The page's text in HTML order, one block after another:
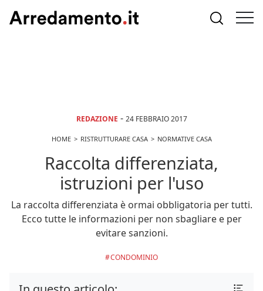
REDAZIONE - 24 FEBBRAIO 2017
HOME RISTRUTTURARE CASA NORMATIVE CASA
Raccolta differenziata,
istruzioni per l'uso
La raccolta differenziata è ormai obbligatoria per tutti.
Ecco tutte le informazioni per non sbagliare e per
evitare sanzioni.
CONDOMINIO